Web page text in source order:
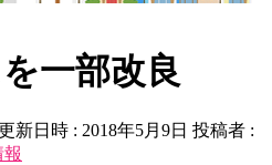
一部改良
新日時 : 2018年5月9日 投稿者 :